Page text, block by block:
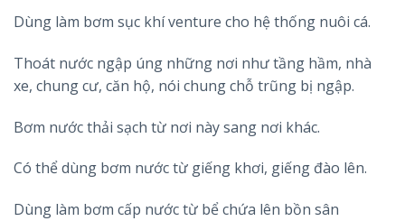
Dùng làm bơm sục khí venture cho hệ thống nuôi cá.
Thoát nước ngập úng những nơi như tầng hầm, nhà
xe, chung cư, căn hộ, nói chung chỗ trũng bị ngập.
Bơm nước thải sạch từ nơi này sang nơi khác.
Có thể dùng bơm nước từ giếng khơi, giếng đào lên.
Dùng làm bơm cấp nước từ bể chứa lên bồn sân